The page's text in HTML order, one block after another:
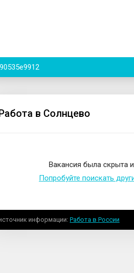
в Солнцево
Вакансия была скрыта
Попробуйте поискать
информации Работа в России